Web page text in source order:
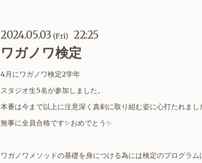
2024.05.03 (Fri) 22:25
ワガノワ検定
4月にワガノワ検定2学年
スタジオ生5名が参加しました。
本番は今まで以上に注意深く真剣に取り組む姿に心打たれま
無事に全員合格です✨おめでとう✨
ワガノワメソッドの基礎を身につける為には検定のプログラム